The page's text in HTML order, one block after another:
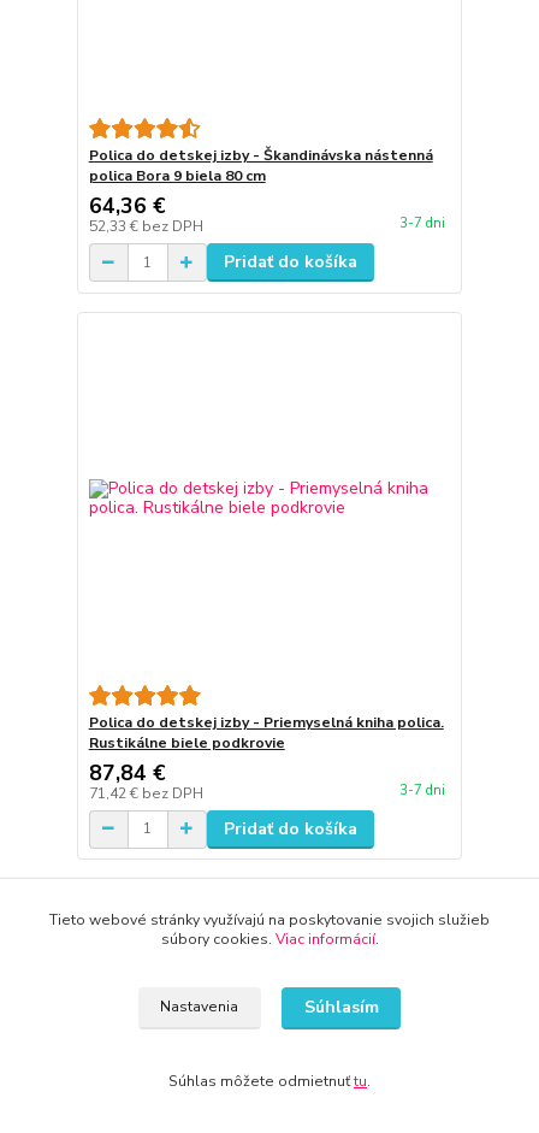
Polica do detskej izby - Škandinávska nástenná
polica Bora 9 biela 80 cm
64,36 €
52,33 € bez DPH 3-7 dni
Pridať do košíka
Polica do detskej izby - Priemyselná kniha polica.
Rustikálne biele podkrovie
87,84 €
71,42 € bez DPH 3-7 dni
Pridať do košíka
Tieto webové stránky využívajú na poskytovanie svojich služieb
súbory cookies. Viac informácií.
Nastavenia Súhlasím
Súhlas môžete odmietnuťtu.